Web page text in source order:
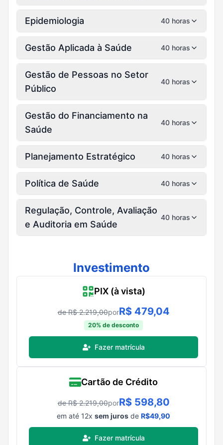
Epidemiologia 40 horas
Gestão Aplicada à Saúde 40 horas
Gestão de Pessoas no Setor
Público
40 horas
Gestão do Financiamento na
Saúde
40 horas
Planejamento Estratégico 40 horas
Política de Saúde 40 horas
Regulação, Controle, Avaliação
e Auditoria em Saúde
40 horas
Investimento
PIX (à vista)
de R$2.219,00porR$ 479,04
20% de desconto
Fazer matrícula
Cartão de Crédito
de R$2.219,00porR$ 598,80
em até 12x sem juros de R$49,90
Fazer matrícula